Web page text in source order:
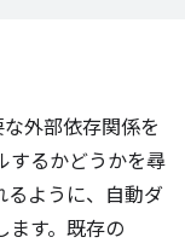
外部依存関係を
するかどうかを尋
るように、自動ダ
ます。既存の